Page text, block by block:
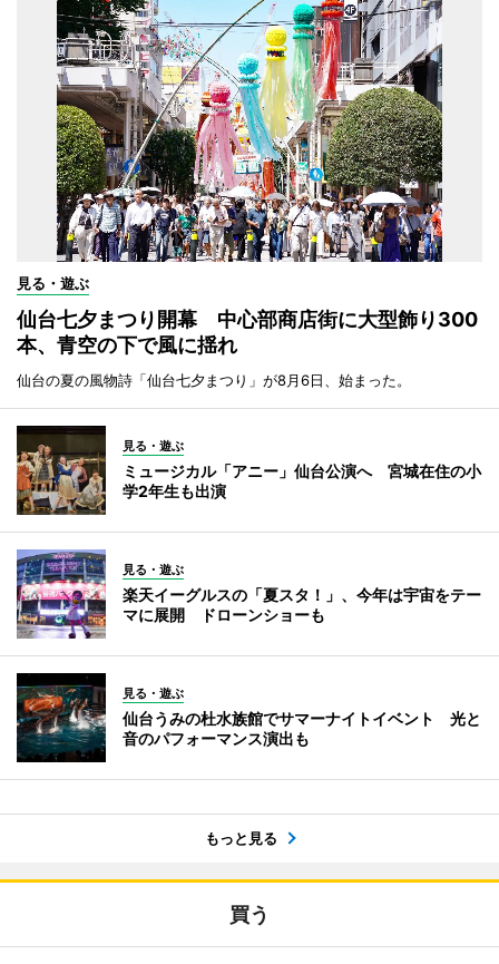
見る・遊ぶ
仙台七夕まつり開幕 中心部商店街に大型飾り300
本、青空の下で風に揺れ
仙台の夏の風物詩「仙台七夕まつり」が8月6日、始まった。
見る・遊ぶ
ミュージカル「アニー」仙台公演へ 宮城在住の小
学2年生も出演
見る・遊ぶ
楽天イーグルスの「夏スタ！」、今年は宇宙をテー
マに展開 ドローンショーも
見る・遊ぶ
仙台うみの杜水族館でサマーナイトイベント 光と
音のパフォーマンス演出も
もっと見る
買う